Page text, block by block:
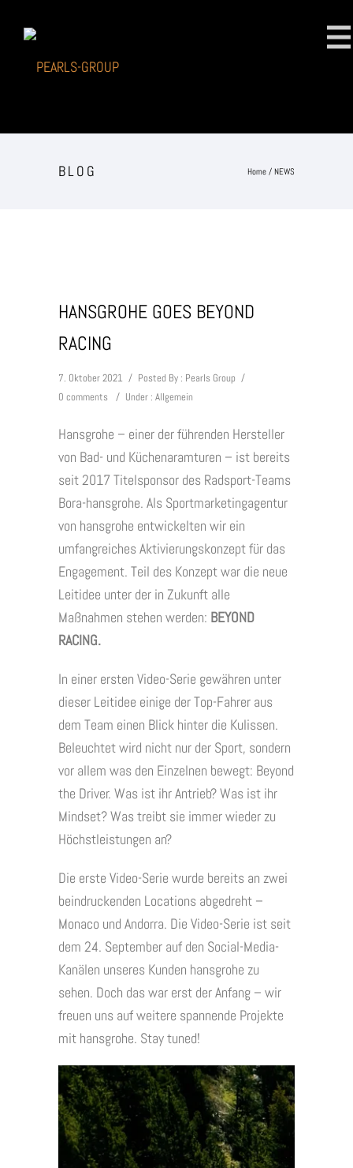
BLOG Home / NEWS
HANSGROHE GOES BEYOND
RACING
7. Oktober 2021 / Posted By : Pearls Group /
0 comments / Under : Allgemein
Hansgrohe – einer der führenden Hersteller
von Bad- und Küchenaramturen – ist bereits
seit 2017 Titelsponsor des Radsport-Teams
Bora-hansgrohe. Als Sportmarketingagentur
von hansgrohe entwickelten wir ein
umfangreiches Aktivierungskonzept für das
Engagement. Teil des Konzept war die neue
Leitidee unter der in Zukunft alle
Maßnahmen stehen werden: BEYOND
RACING.
In einer ersten Video-Serie gewähren unter
dieser Leitidee einige der Top-Fahrer aus
dem Team einen Blick hinter die Kulissen.
Beleuchtet wird nicht nur der Sport, sondern
vor allem was den Einzelnen bewegt: Beyond
the Driver. Was ist ihr Antrieb? Was ist ihr
Mindset? Was treibt sie immer wieder zu
Höchstleistungen an?
Die erste Video-Serie wurde bereits an zwei
beindruckenden Locations abgedreht –
Monaco und Andorra. Die Video-Serie ist seit
dem 24. September auf den Social-Media-
Kanälen unseres Kunden hansgrohe zu
sehen. Doch das war erst der Anfang – wir
freuen uns auf weitere spannende Projekte
mit hansgrohe. Stay tuned!